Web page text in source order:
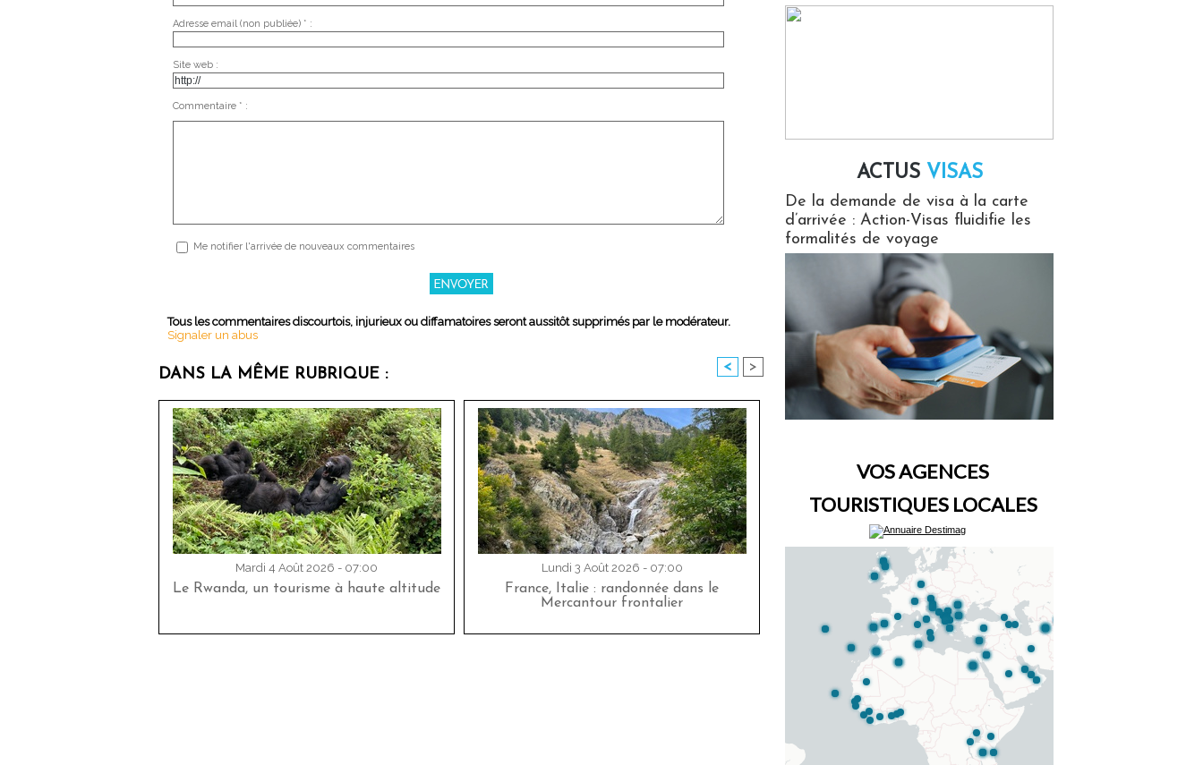
Adresse email (non publiée) * :
Site web :
Commentaire * :
Me notifier l'arrivée de nouveaux commentaires
Tous les commentaires discourtois, injurieux ou diffamatoires seront aussitôt supprimés par le modérateur.
Signaler un abus
DANS LA MÊME RUBRIQUE : < >
Mardi 4 Août 2026 - 07:00
Le Rwanda, un tourisme à haute altitude
Lundi 3 Août 2026 - 07:00
France, Italie : randonnée dans le
Mercantour frontalier
ACTUS VISAS
De la demande de visa à la carte
d’arrivée : Action-Visas fluidifie les
formalités de voyage
VOS AGENCES
TOURISTIQUES LOCALES